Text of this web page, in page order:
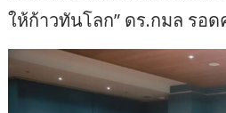
ให้ก้าวทันโลก” ดร.กมล รอด